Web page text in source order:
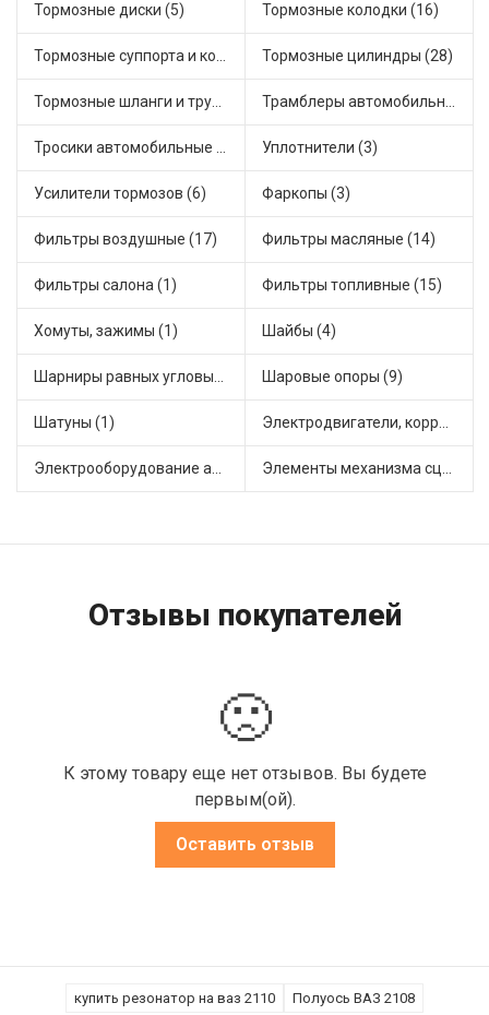
Тормозные диски (5) Тормозные колодки (16)
Тормозные суппорта и комплектующие (3) Тормозные цилиндры (28)
Тормозные шланги и трубки (7) Трамблеры автомобильные (18)
Тросики автомобильные (18) Уплотнители (3)
Усилители тормозов (6) Фаркопы (3)
Фильтры воздушные (17) Фильтры масляные (14)
Фильтры салона (1) Фильтры топливные (15)
Хомуты, зажимы (1) Шайбы (4)
Шарниры равных угловых скоростей, приводные валы (16) Шаровые опоры (9)
Шатуны (1) Электродвигатели, корректоры и приводы автомобильн (30)
Электрооборудование автомобилей (12) Элементы механизма сцепления (45)
Отзывы покупателей
🙁
К этому товару еще нет отзывов. Вы будете
первым(ой).
Оставить отзыв
купить резонатор на ваз 2110 Полуось ВАЗ 2108